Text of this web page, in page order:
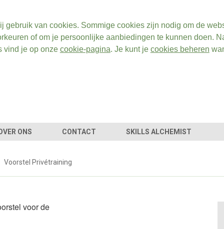
van cookies. Sommige cookies zijn nodig om de
of om je persoonlijke aanbiedingen te kunnen doen.
vind je op onze cookie-pagina. Je kunt je cookies beheren
ONS CONTACT SKILLS ALCHEMIST
Voorstel Privétraining
voor de